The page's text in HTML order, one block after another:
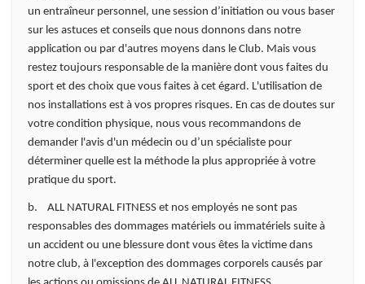
un entraîneur personnel, une session d’initiation ou vous baser
sur les astuces et conseils que nous donnons dans notre
application ou par d'autres moyens dans le Club. Mais vous
restez toujours responsable de la manière dont vous faites du
sport et des choix que vous faites à cet égard. L'utilisation de
nos installations est à vos propres risques. En cas de doutes sur
votre condition physique, nous vous recommandons de
demander l'avis d'un médecin ou d’un spécialiste pour
déterminer quelle est la méthode la plus appropriée à votre
pratique du sport.
b. ALL NATURAL FITNESS et nos employés ne sont pas
responsables des dommages matériels ou immatériels suite à
un accident ou une blessure dont vous êtes la victime dans
notre club, à l'exception des dommages corporels causés par